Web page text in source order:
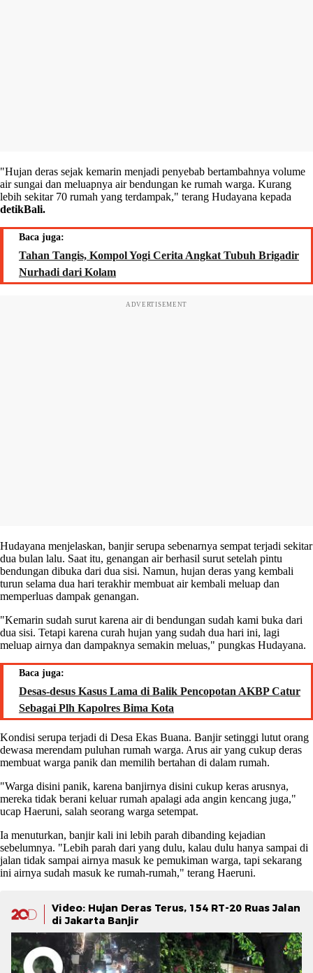
"Hujan deras sejak kemarin menjadi penyebab bertambahnya volume
air sungai dan meluapnya air bendungan ke rumah warga. Kurang
lebih sekitar 70 rumah yang terdampak," terang Hudayana kepada
detikBali.
Baca juga:
Tahan Tangis, Kompol Yogi Cerita Angkat Tubuh Brigadir
Nurhadi dari Kolam
ADVERTISEMENT
Hudayana menjelaskan, banjir serupa sebenarnya sempat terjadi sekitar
dua bulan lalu. Saat itu, genangan air berhasil surut setelah pintu
bendungan dibuka dari dua sisi. Namun, hujan deras yang kembali
turun selama dua hari terakhir membuat air kembali meluap dan
memperluas dampak genangan.
"Kemarin sudah surut karena air di bendungan sudah kami buka dari
dua sisi. Tetapi karena curah hujan yang sudah dua hari ini, lagi
meluap airnya dan dampaknya semakin meluas," pungkas Hudayana.
Baca juga:
Desas-desus Kasus Lama di Balik Pencopotan AKBP Catur
Sebagai Plh Kapolres Bima Kota
Kondisi serupa terjadi di Desa Ekas Buana. Banjir setinggi lutut orang
dewasa merendam puluhan rumah warga. Arus air yang cukup deras
membuat warga panik dan memilih bertahan di dalam rumah.
"Warga disini panik, karena banjirnya disini cukup keras arusnya,
mereka tidak berani keluar rumah apalagi ada angin kencang juga,"
ucap Haeruni, salah seorang warga setempat.
Ia menuturkan, banjir kali ini lebih parah dibanding kejadian
sebelumnya. "Lebih parah dari yang dulu, kalau dulu hanya sampai di
jalan tidak sampai airnya masuk ke pemukiman warga, tapi sekarang
ini airnya sudah masuk ke rumah-rumah," terang Haeruni.
Video: Hujan Deras Terus, 154 RT-20 Ruas Jalan
di Jakarta Banjir